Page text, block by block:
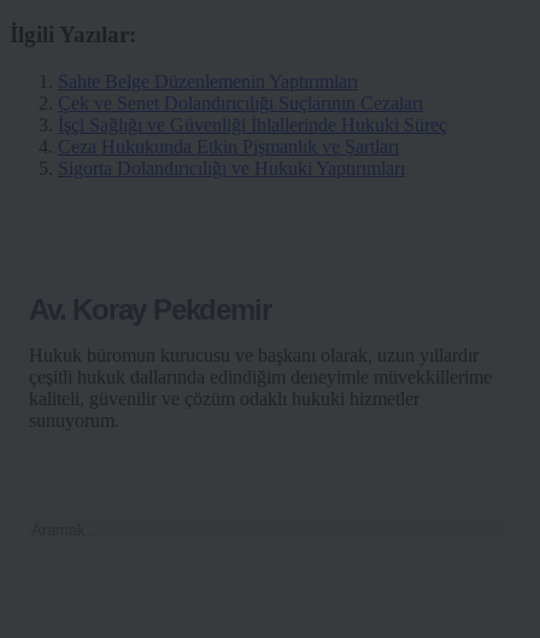
İlgili Yazılar:
Sahte Belge Düzenlemenin Yaptırımları
Çek ve Senet Dolandırıcılığı Suçlarının Cezaları
İşçi Sağlığı ve Güvenliği İhlallerinde Hukuki Süreç
Ceza Hukukunda Etkin Pişmanlık ve Şartları
Sigorta Dolandırıcılığı ve Hukuki Yaptırımları
Hukuk büromun kurucusu ve başkanı olarak, uzun yıllardır
çeşitli hukuk dallarında edindiğim deneyimle müvekkillerime
kaliteli, güvenilir ve çözüm odaklı hukuki hizmetler
sunuyorum.